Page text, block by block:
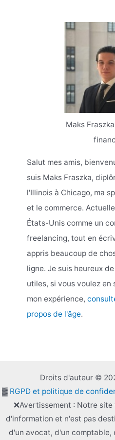
Maks
Salut mes amis,
suis Maks Fraszka,
l'Illinois à Chicago, ma
et le commerce.
États-Unis comme un
freelancing, tout en
appris beaucoup de
ligne. Je suis heureux
utiles, si vous voulez en
mon expérience,
propos de l'âge.
Droits d'auteur ©
▓ RGPD et politique de
❌Avertissement : Notre
d'information et n'est pas
d'un avocat, d'un